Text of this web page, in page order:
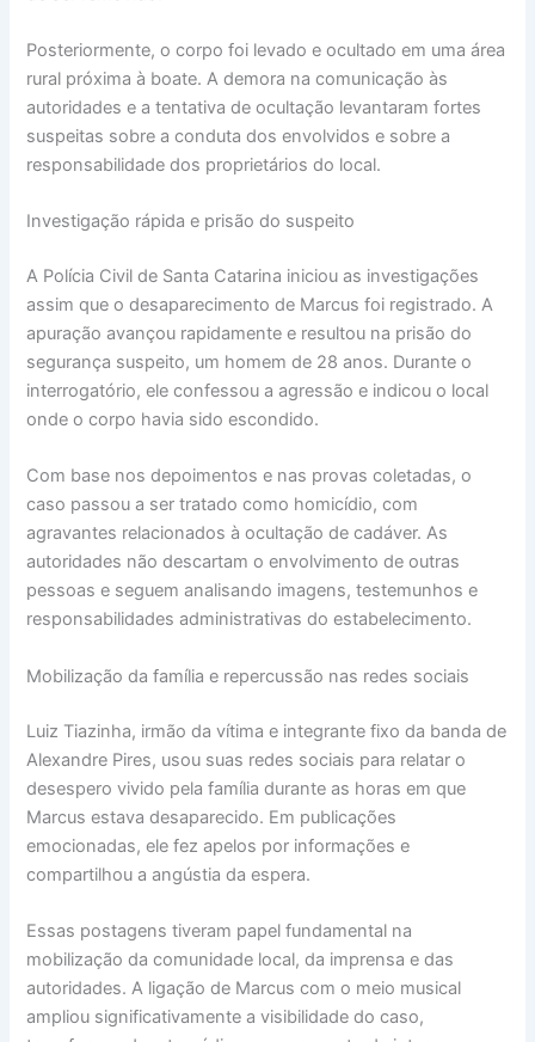
Posteriormente, o corpo foi levado e ocultado em uma área
rural próxima à boate. A demora na comunicação às
autoridades e a tentativa de ocultação levantaram fortes
suspeitas sobre a conduta dos envolvidos e sobre a
responsabilidade dos proprietários do local.
Investigação rápida e prisão do suspeito
A Polícia Civil de Santa Catarina iniciou as investigações
assim que o desaparecimento de Marcus foi registrado. A
apuração avançou rapidamente e resultou na prisão do
segurança suspeito, um homem de 28 anos. Durante o
interrogatório, ele confessou a agressão e indicou o local
onde o corpo havia sido escondido.
Com base nos depoimentos e nas provas coletadas, o
caso passou a ser tratado como homicídio, com
agravantes relacionados à ocultação de cadáver. As
autoridades não descartam o envolvimento de outras
pessoas e seguem analisando imagens, testemunhos e
responsabilidades administrativas do estabelecimento.
Mobilização da família e repercussão nas redes sociais
Luiz Tiazinha, irmão da vítima e integrante fixo da banda de
Alexandre Pires, usou suas redes sociais para relatar o
desespero vivido pela família durante as horas em que
Marcus estava desaparecido. Em publicações
emocionadas, ele fez apelos por informações e
compartilhou a angústia da espera.
Essas postagens tiveram papel fundamental na
mobilização da comunidade local, da imprensa e das
autoridades. A ligação de Marcus com o meio musical
ampliou significativamente a visibilidade do caso,